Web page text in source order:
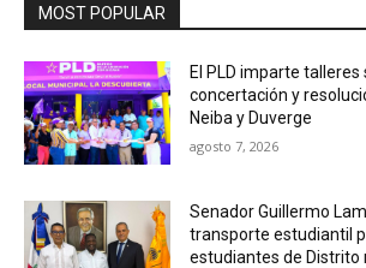
MOST POPULAR
El PLD imparte talleres
concertación y
Neiba y Duverge
agosto 7, 2026
Senador Guillermo
transporte estudiantil
estudiantes de Distrito